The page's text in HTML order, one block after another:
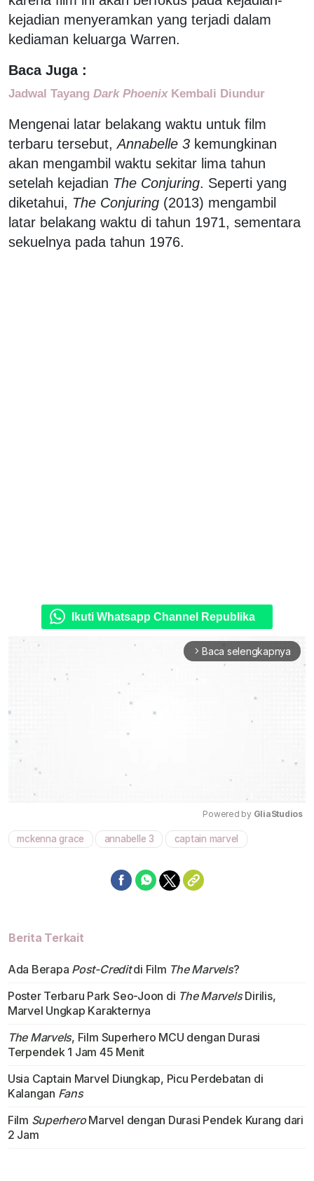
kejadian menyeramkan yang terjadi dalam
kediaman keluarga Warren.
Baca Juga :
Jadwal Tayang Dark PhoenixKembali Diundur
Mengenai latar belakang waktu untuk film
terbaru tersebut,Annabelle 3 kemungkinan
akan mengambil waktu sekitar lima tahun
setelah kejadian The Conjuring. Seperti yang
diketahui, The Conjuring (2013) mengambil
latar belakang waktu di tahun 1971, sementara
sekuelnya pada tahun 1976.
Ikuti Whatsapp Channel Republika
arrow_forward_ios Baca selengkapnya
Powered by GliaStudios
mckenna grace annabelle 3 captain marvel
Berita Terkait
Ada Berapa Post-Creditdi Film The Marvels?
Poster Terbaru Park Seo-Joon di The MarvelsDirilis,
Marvel Ungkap Karakternya
The Marvels, Film Superhero MCU dengan Durasi
Terpendek 1 Jam 45 Menit
Usia Captain Marvel Diungkap, Picu Perdebatan di
Kalangan Fans
Film SuperheroMarvel dengan Durasi Pendek Kurang dari
2 Jam